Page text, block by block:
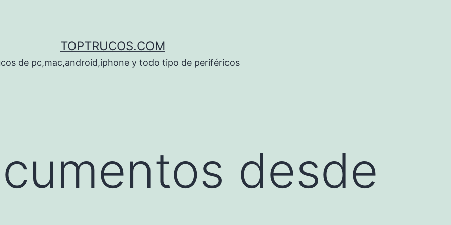
TOPTRUCOS.COM
de pc,mac,android,iphone y todo tipo de periféricos
desde